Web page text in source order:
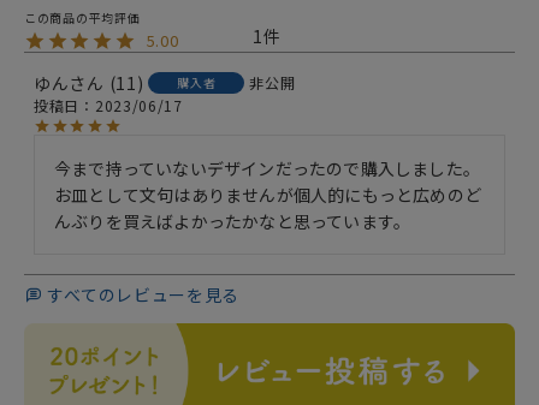
5.00
1
ゆん
11 購入者
非公開
投稿日
2023/06/17
今まで持っていないデザインだったので購入しました。
お皿として文句はありませんが個人的にもっと広めのど
んぶりを買えばよかったかなと思っています。
すべてのレビューを見る